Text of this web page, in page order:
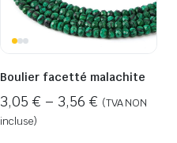
Boulier facetté malachite
3,05 € – 3,56 € (TVA NON
incluse)